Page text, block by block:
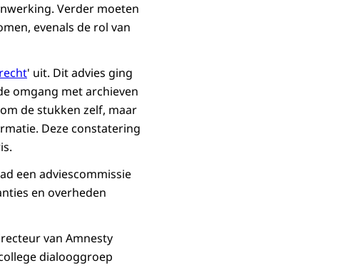
Verder moeten
evenals de rol van
' uit. Dit advies ging
omgang met archieven
de stukken zelf, maar
Deze constatering
een adviescommissie
en overheden
van Amnesty
dialooggroep